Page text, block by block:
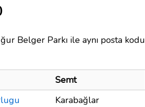
Belger Parkı ile aynı posta kodu
Semt
Karabağlar